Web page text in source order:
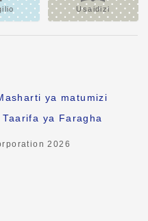
Usaidizi
ya matumizi
Taarifa ya Faragha
2026